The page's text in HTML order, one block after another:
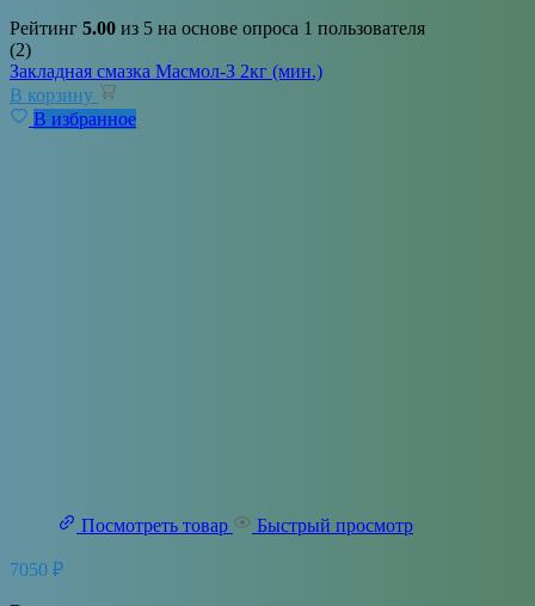
Рейтинг 5.00 из 5 на основе опроса 1 пользователя
(2)
Закладная смазка Масмол-З 2кг (мин.)
В корзину
В избранное
Посмотреть товар Быстрый просмотр
7050 ₽